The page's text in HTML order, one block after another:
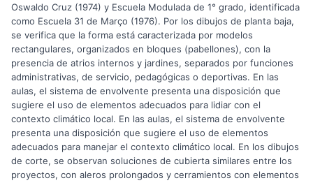
Oswaldo Cruz (1974) y Escuela Modulada de 1° grado, identificada
como Escuela 31 de Março (1976). Por los dibujos de planta baja,
se verifica que la forma está caracterizada por modelos
rectangulares, organizados en bloques (pabellones), con la
presencia de atrios internos y jardines, separados por funciones
administrativas, de servicio, pedagógicas o deportivas. En las
aulas, el sistema de envolvente presenta una disposición que
sugiere el uso de elementos adecuados para lidiar con el
contexto climático local. En las aulas, el sistema de envolvente
presenta una disposición que sugiere el uso de elementos
adecuados para manejar el contexto climático local. En los dibujos
de corte, se observan soluciones de cubierta similares entre los
proyectos, con aleros prolongados y cerramientos con elementos